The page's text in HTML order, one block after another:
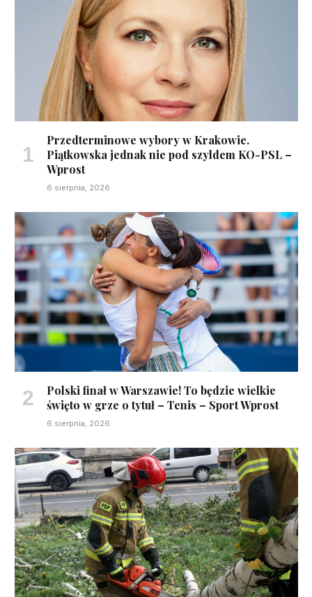
Przedterminowe wybory w Krakowie.
Piątkowska jednak nie pod szyldem KO-PSL –
Wprost
6 sierpnia, 2026
Polski finał w Warszawie! To będzie wielkie
święto w grze o tytuł – Tenis – Sport Wprost
6 sierpnia, 2026